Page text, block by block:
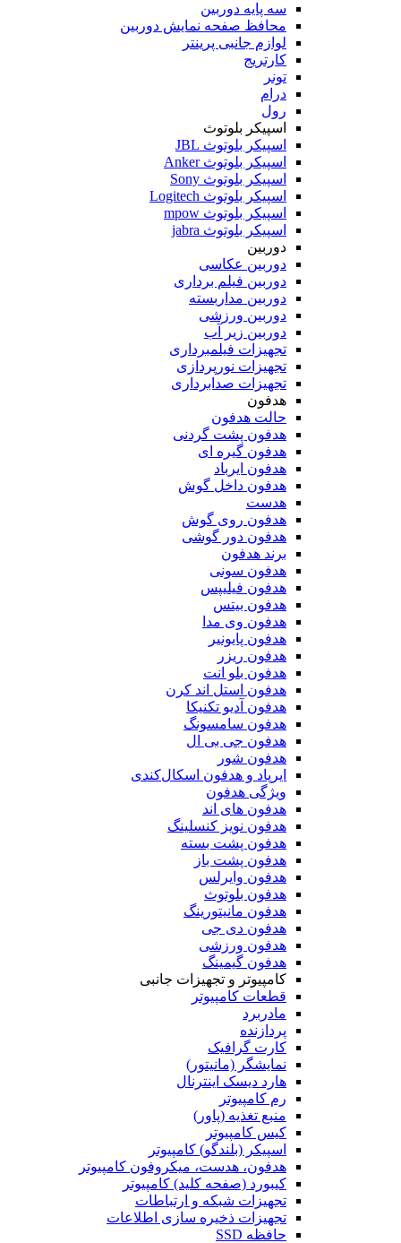
سه پایه دوربین
محافظ صفحه نمایش دوربین
لوازم جانبی پرینتر
کارتریج
تونر
درام
رول
اسپیکر بلوتوث
اسپیکر بلوتوث JBL
اسپیکر بلوتوث Anker
اسپیکر بلوتوث Sony
اسپیکر بلوتوث Logitech
اسپیکر بلوتوث mpow
اسپیکر بلوتوث jabra
دوربین
دوربین عکاسی
دوربین فیلم برداری
دوربین مداربسته
دوربین ورزشی
دوربین زیر آب
تجهیزات فیلمبرداری
تجهیزات نورپردازی
تجهیزات صدابرداری
هدفون
حالت هدفون
هدفون پشت گردنی
هدفون گیره ای
هدفون ایرباد
هدفون داخل گوش
هدست
هدفون روی گوش
هدفون دور گوشی
برند هدفون
هدفون سونی
هدفون فیلیپس
هدفون بیتس
هدفون وی مدا
هدفون پایونیر
هدفون ریزر
هدفون بلو انت
هدفون استل اند کرن
هدفون آدیو تکنیکا
هدفون سامسونگ
هدفون جی بی ال
هدفون شور
ایرپاد و هدفون اسکال‌کندی
ویژگی هدفون
هدفون های اند
هدفون نویز کنسلینگ
هدفون پشت بسته
هدفون پشت باز
هدفون وایرلس
هدفون بلوتوث
هدفون مانیتورینگ
هدفون دی جی
هدفون ورزشی
هدفون گیمینگ
کامپیوتر و تجهیزات جانبی
قطعات کامپیوتر
مادربرد
پردازنده
کارت گرافیک
نمایشگر (مانیتور)
هارد دیسک اینترنال
رم کامپیوتر
منبع تغذیه (پاور)
کیس کامپیوتر
اسپیکر (بلندگو) کامپیوتر
هدفون، هدست، میکروفون کامپیوتر
کیبورد (صفحه کلید) کامپیوتر
تجهیزات شبکه و ارتباطات
تجهیزات ذخیره سازی اطلاعات
حافظه SSD